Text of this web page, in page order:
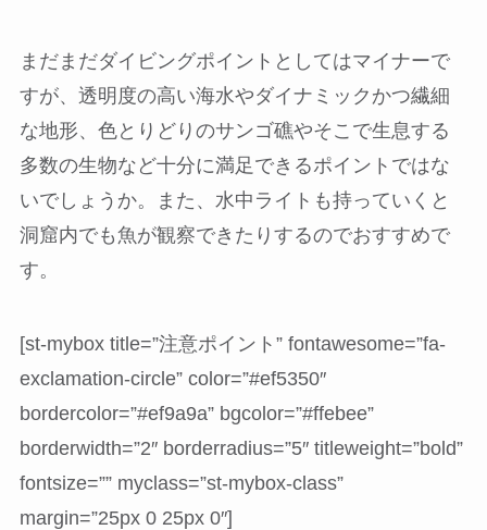
まだまだダイビングポイントとしてはマイナーで
すが、透明度の高い海水やダイナミックかつ繊細
な地形、色とりどりのサンゴ礁やそこで生息する
多数の生物など十分に満足できるポイントではな
いでしょうか。また、水中ライトも持っていくと
洞窟内でも魚が観察できたりするのでおすすめで
す。
[st-mybox title=”注意ポイント” fontawesome=”fa-
exclamation-circle” color=”#ef5350″
bordercolor=”#ef9a9a” bgcolor=”#ffebee”
borderwidth=”2″ borderradius=”5″ titleweight=”bold”
fontsize=”” myclass=”st-mybox-class”
margin=”25px 0 25px 0″]